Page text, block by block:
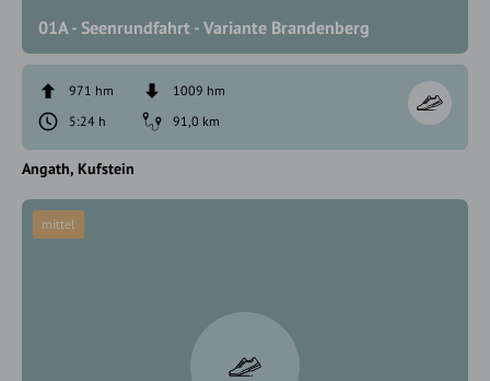
01A - Seenrundfahrt - Variante Brandenberg
971 hm
1009 hm
5:24 h
91,0 km
Angath Kufstein
mittel